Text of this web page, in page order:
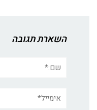
השארת תגובה